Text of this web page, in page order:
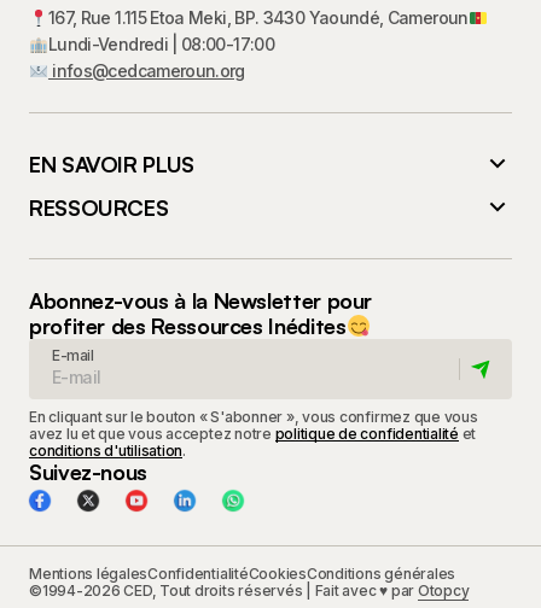
167, Rue 1.115 Etoa Meki, BP. 3430 Yaoundé, Cameroun
Lundi-Vendredi | 08:00-17:00
infos@cedcameroun.org
EN SAVOIR PLUS
RESSOURCES
Abonnez-vous à la Newsletter pour
profiter des Ressources Inédites
E-mail
En cliquant sur le bouton « S'abonner », vous confirmez que vous
avez lu et que vous acceptez notre politique de confidentialité et
conditions d'utilisation.
Suivez-nous
Mentions légalesConfidentialitéCookiesConditions générales
©1994-2026 CED, Tout droits réservés | Fait avec ♥ par Otopcy